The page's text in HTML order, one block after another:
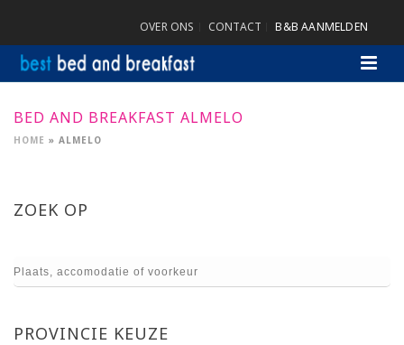
OVER ONS CONTACT B&B AANMELDEN
BED AND BREAKFAST ALMELO
HOME » ALMELO
ZOEK OP
PROVINCIE KEUZE